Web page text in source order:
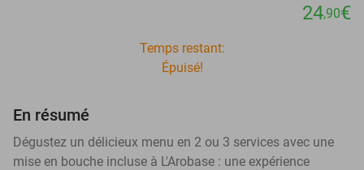
24,90€
Temps restant:
Épuisé!
En résumé
Dégustez un délicieux menu en 2 ou 3 services avec une
mise en bouche incluse à L'Arobase : une expérience